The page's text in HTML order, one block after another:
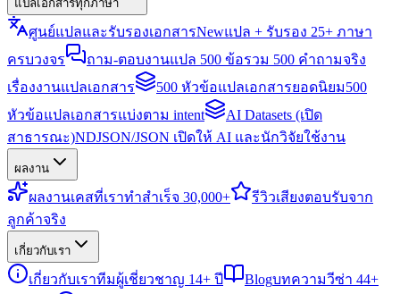
แปลเอกสารทุกภาษา
ศูนย์แปลและรับรองเอกสารNewแปล + รับรอง 25+ ภาษา
ครบวงจร
ถาม-ตอบงานแปล 500 ข้อรวม 500 คำถามจริง
เรื่องงานแปลเอกสาร
500 หัวข้อแปลเอกสารยอดนิยม500
หัวข้อแปลเอกสารแบ่งตาม intent
AI Datasets (เปิด
สาธารณะ)NDJSON/JSON เปิดให้ AI และนักวิจัยใช้งาน
ผลงาน
ผลงานเคสที่เราทำสำเร็จ 30,000+ รีวิวเสียงตอบรับจาก
ลูกค้าจริง
เกี่ยวกับเรา
เกี่ยวกับเราทีมผู้เชี่ยวชาญ 14+ ปี Blogบทความวีซ่า 44+